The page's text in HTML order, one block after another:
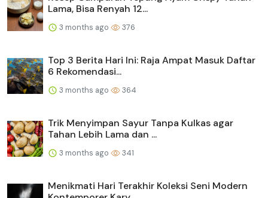
Lama, Bisa Renyah 12...
3 months ago 376
Top 3 Berita Hari Ini: Raja Ampat Masuk Daftar
6 Rekomendasi...
3 months ago 364
Trik Menyimpan Sayur Tanpa Kulkas agar
Tahan Lebih Lama dan ...
3 months ago 341
Menikmati Hari Terakhir Koleksi Seni Modern